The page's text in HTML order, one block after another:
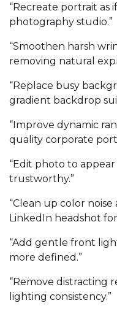
“Recreate portrait as
photography studio.”
“Smoothen harsh
removing natural
“Replace busy
gradient backdrop
“Improve dynamic
quality corporate
“Edit photo to
trustworthy.”
“Clean up color
LinkedIn headshot
“Add gentle front
more defined.”
“Remove distracting
lighting consistency.”